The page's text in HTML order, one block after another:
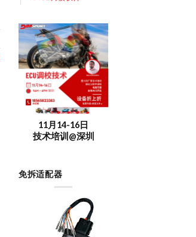
11月14-16日
技术培训@深圳
免拆适配器